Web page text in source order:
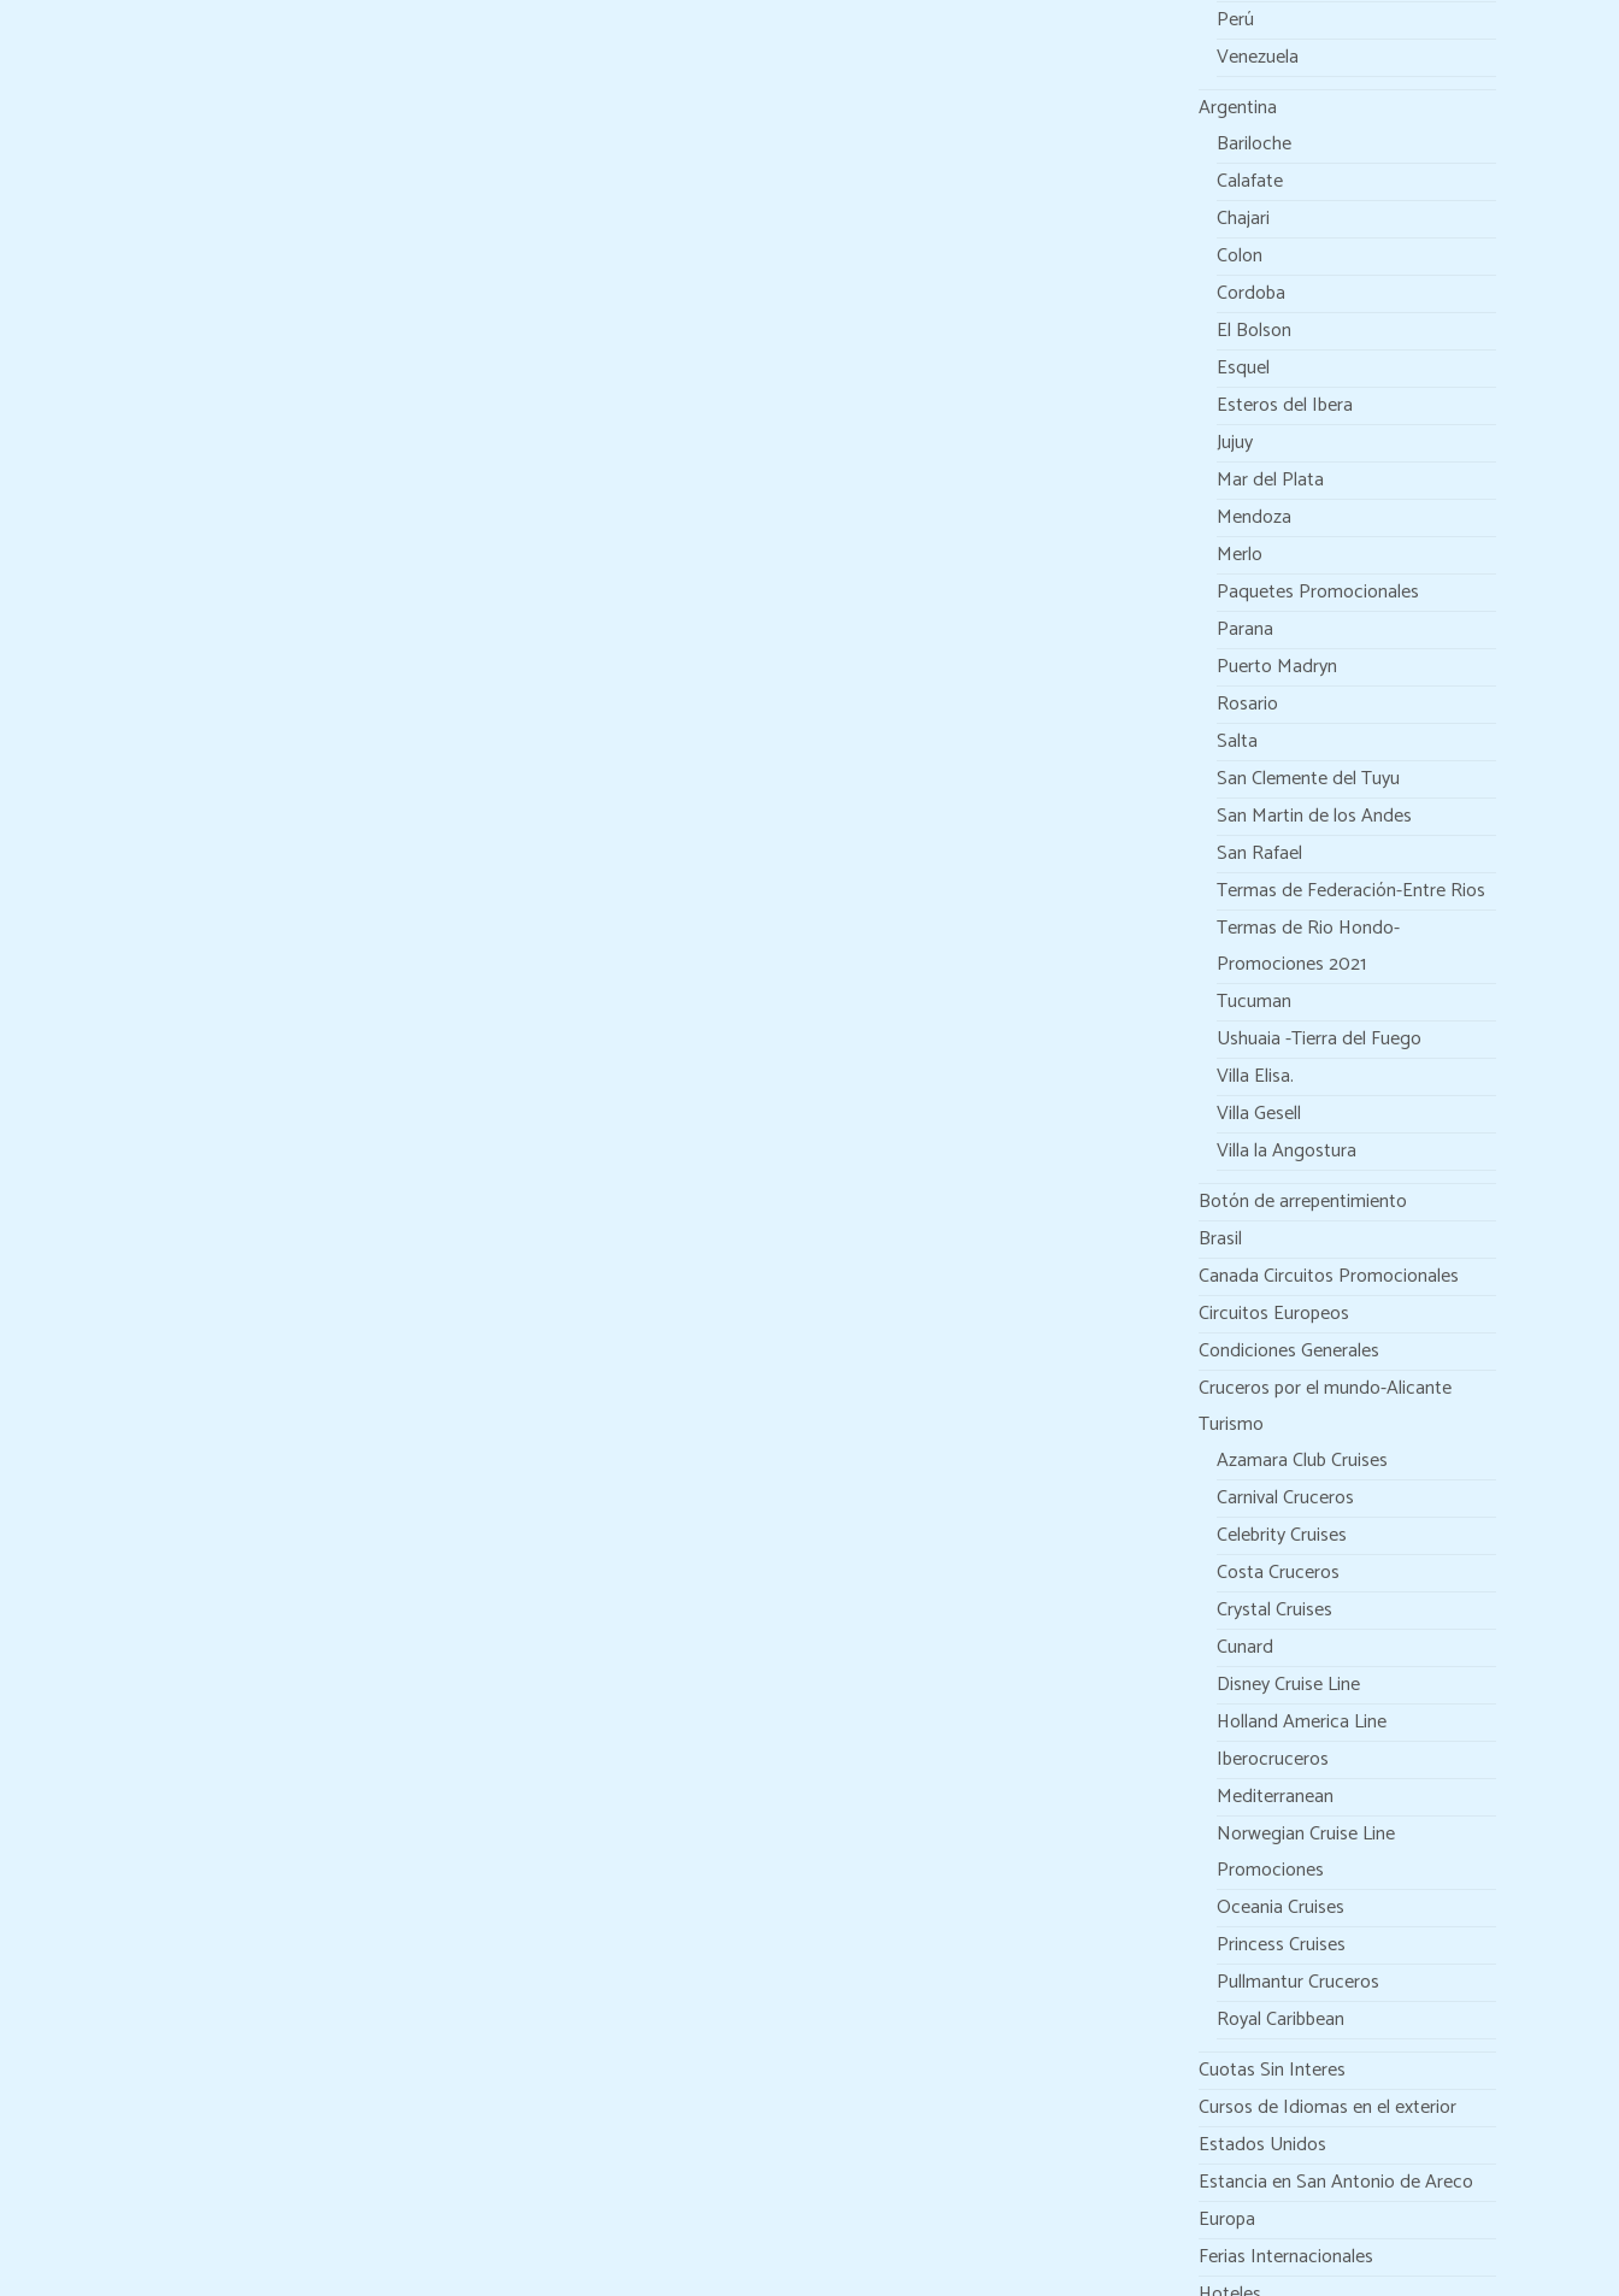
Perú
Venezuela
Argentina
Bariloche
Calafate
Chajari
Colon
Cordoba
El Bolson
Esquel
Esteros del Ibera
Jujuy
Mar del Plata
Mendoza
Merlo
Paquetes Promocionales
Parana
Puerto Madryn
Rosario
Salta
San Clemente del Tuyu
San Martin de los Andes
San Rafael
Termas de Federación-Entre Rios
Termas de Rio Hondo-
Promociones 2021
Tucuman
Ushuaia -Tierra del Fuego
Villa Elisa.
Villa Gesell
Villa la Angostura
Botón de arrepentimiento
Brasil
Canada Circuitos Promocionales
Circuitos Europeos
Condiciones Generales
Cruceros por el mundo-Alicante
Turismo
Azamara Club Cruises
Carnival Cruceros
Celebrity Cruises
Costa Cruceros
Crystal Cruises
Cunard
Disney Cruise Line
Holland America Line
Iberocruceros
Mediterranean
Norwegian Cruise Line
Promociones
Oceania Cruises
Princess Cruises
Pullmantur Cruceros
Royal Caribbean
Cuotas Sin Interes
Cursos de Idiomas en el exterior
Estados Unidos
Estancia en San Antonio de Areco
Europa
Ferias Internacionales